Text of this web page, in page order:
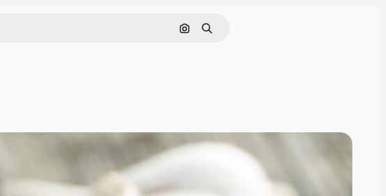
Nach Bild suchen
Suchen